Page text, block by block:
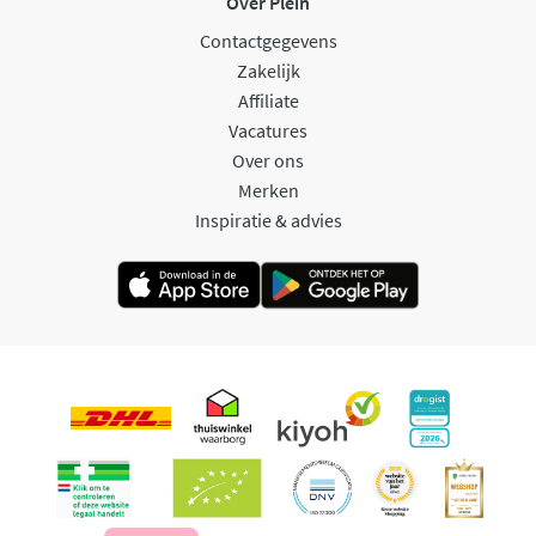
Contactgegevens
Zakelijk
Affiliate
Vacatures
Over ons
Merken
Inspiratie & advies